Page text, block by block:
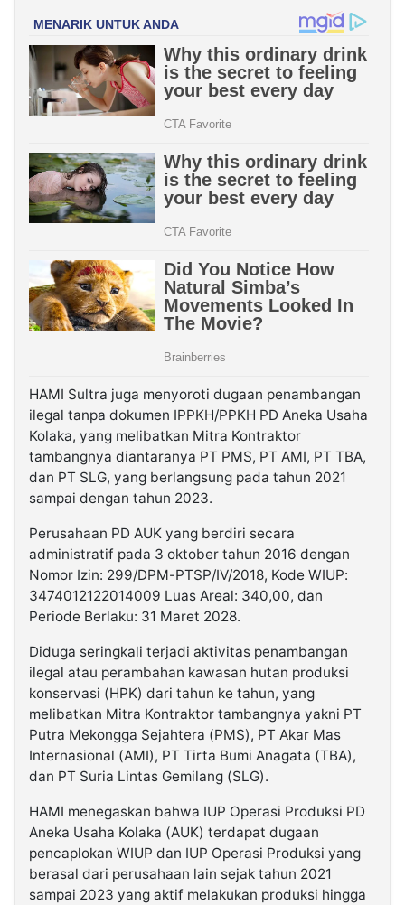
HAMI Sultra juga menyoroti dugaan penambangan
ilegal tanpa dokumen IPPKH/PPKH PD Aneka Usaha
Kolaka, yang melibatkan Mitra Kontraktor
tambangnya diantaranya PT PMS, PT AMI, PT TBA,
dan PT SLG, yang berlangsung pada tahun 2021
sampai dengan tahun 2023.
Perusahaan PD AUK yang berdiri secara
administratif pada 3 oktober tahun 2016 dengan
Nomor Izin: 299/DPM-PTSP/IV/2018, Kode WIUP:
3474012122014009 Luas Areal: 340,00, dan
Periode Berlaku: 31 Maret 2028.
Diduga seringkali terjadi aktivitas penambangan
ilegal atau perambahan kawasan hutan produksi
konservasi (HPK) dari tahun ke tahun, yang
melibatkan Mitra Kontraktor tambangnya yakni PT
Putra Mekongga Sejahtera (PMS), PT Akar Mas
Internasional (AMI), PT Tirta Bumi Anagata (TBA),
dan PT Suria Lintas Gemilang (SLG).
HAMI menegaskan bahwa IUP Operasi Produksi PD
Aneka Usaha Kolaka (AUK) terdapat dugaan
pencaplokan WIUP dan IUP Operasi Produksi yang
berasal dari perusahaan lain sejak tahun 2021
sampai 2023 yang aktif melakukan produksi hingga